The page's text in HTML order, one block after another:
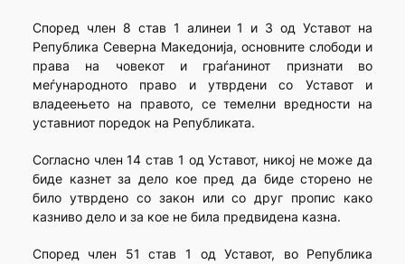
Според член 8 став 1 алинеи 1 и 3 од Уставот на
Република Северна Македонија, основните слободи и
права на човекот и граѓанинот признати во
меѓународното право и утврдени со Уставот и
владеењето на правото, се темелни вредности на
уставниот поредок на Републиката.
Согласно член 14 став 1 од Уставот, никој не може да
биде казнет за дело кое пред да биде сторено не
било утврдено со закон или со друг пропис како
казниво дело и за кое не била предвидена казна.
Според член 51 став 1 од Уставот, во Република